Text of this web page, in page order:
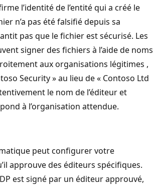
l’identité de l’entité qui a créé le
n’a pas été falsifié depuis sa
pas que le fichier est sécurisé. Les
signer des fichiers à l’aide de noms
aux organisations légitimes ,
Security » au lieu de « Contoso Ltd
le nom de l’éditeur et
à l’organisation attendue.
peut configurer votre
approuve des éditeurs spécifiques.
est signé par un éditeur approuvé,